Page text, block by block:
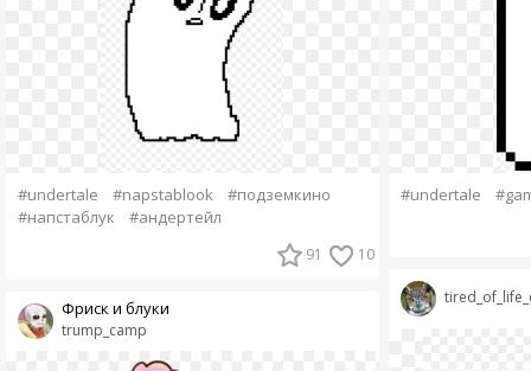
#undertale #napstablook
#подземкино
#напстаблук
#андертейл
91 10
trump_camp
Фриск и блуки
#undertale